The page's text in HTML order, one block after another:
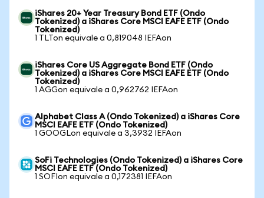
iShares 20+ Year Treasury Bond ETF (Ondo
Tokenized) a iShares Core MSCI EAFE ETF (Ondo
Tokenized)
1 TLTon equivale a 0,819048 IEFAon
iShares Core US Aggregate Bond ETF (Ondo
Tokenized) a iShares Core MSCI EAFE ETF (Ondo
Tokenized)
1 AGGon equivale a 0,962762 IEFAon
Alphabet Class A (Ondo Tokenized) a iShares Core
MSCI EAFE ETF (Ondo Tokenized)
1 GOOGLon equivale a 3,3932 IEFAon
SoFi Technologies (Ondo Tokenized) a iShares Core
MSCI EAFE ETF (Ondo Tokenized)
1 SOFIon equivale a 0,172381 IEFAon